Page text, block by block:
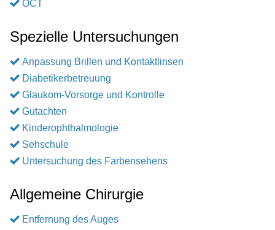
OCT
Spezielle Untersuchungen
Anpassung Brillen und Kontaktlinsen
Diabetikerbetreuung
Glaukom-Vorsorge und Kontrolle
Gutachten
Kinderophthalmologie
Sehschule
Untersuchung des Farbensehens
Allgemeine Chirurgie
Entfernung des Auges